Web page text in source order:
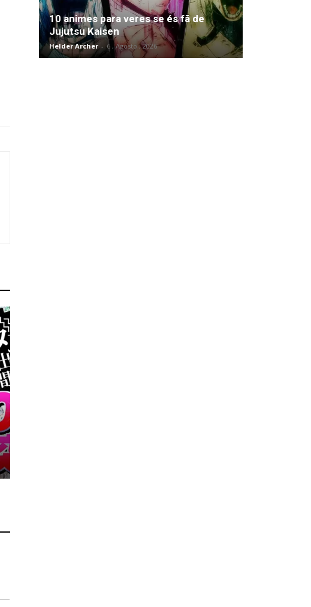
10 animes para veres se és fã de
Jujutsu Kaisen
Helder Archer - 6 , Agosto , 2026